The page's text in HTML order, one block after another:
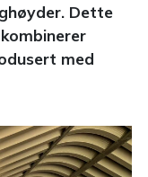
Dette
med